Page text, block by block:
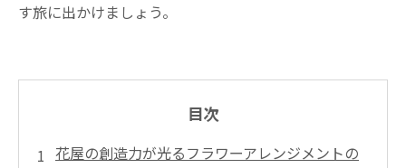
す旅に出かけましょう。
目次
花屋の創造力が光るフラワーアレンジメントの